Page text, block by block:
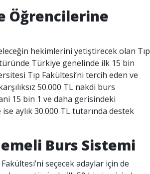
Öğrencilerine
hekimlerini yetiştirecek olan Tıp
Türkiye genelinde ilk 15 bin
Tıp Fakültesi’ni tercih eden ve
50.000 TL nakdi burs
15 bin 1 ve daha gerisindeki
aylık 30.000 TL tutarında destek
Burs Sistemi
seçecek adaylar için de